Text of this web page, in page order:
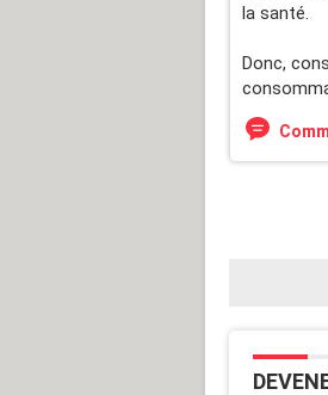
la santé.
Donc,